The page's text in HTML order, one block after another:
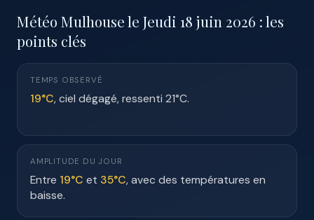
Météo Mulhouse le Jeudi 18 juin 2026 : les
points clés
TEMPS OBSERVÉ
19°C, ciel dégagé, ressenti 21°C.
AMPLITUDE DU JOUR
Entre 19°C et 35°C, avec des températures en
baisse.